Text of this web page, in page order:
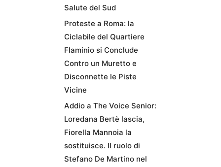
Salute del Sud
Proteste a Roma: la
Ciclabile del Quartiere
Flaminio si Conclude
Contro un Muretto e
Disconnette le Piste
Vicine
Addio a The Voice Senior:
Loredana Bertè lascia,
Fiorella Mannoia la
sostituisce. Il ruolo di
Stefano De Martino nel